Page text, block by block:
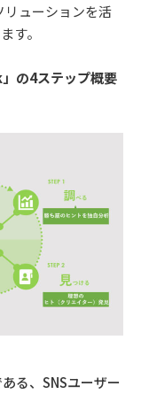
ューションを活
す。
の4ステップ概要
る、SNSユーザー